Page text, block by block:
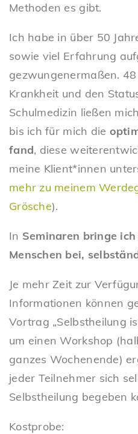
Methoden es gibt.
Ich habe in über 50
sowie viel Erfahrung
gezwungenermaßen.
Krankheit und den
Schulmedizin ließen
bis ich für mich die
fand, diese
meine Klient*innen
mehr zu meinem
Grösche).
In Seminaren bringe
Menschen bei,
Je mehr Zeit zur
Informationen können
Vortrag „Selbstheilung
um einen Workshop
ganzes Wochenende)
jeder Teilnehmer sich
Selbstheilung begeben
Kostprobe: